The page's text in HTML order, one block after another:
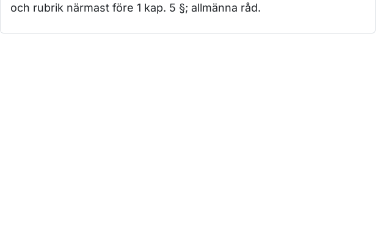
och rubrik närmast före 1 kap. 5 §; allmänna råd.